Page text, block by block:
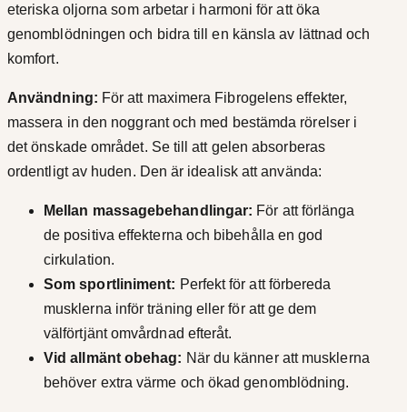
eteriska oljorna som arbetar i harmoni för att öka
genomblödningen och bidra till en känsla av lättnad och
komfort.
Användning: För att maximera Fibrogelens effekter,
massera in den noggrant och med bestämda rörelser i
det önskade området. Se till att gelen absorberas
ordentligt av huden. Den är idealisk att använda:
Mellan massagebehandlingar: För att förlänga
de positiva effekterna och bibehålla en god
cirkulation.
Som sportliniment: Perfekt för att förbereda
musklerna inför träning eller för att ge dem
välförtjänt omvårdnad efteråt.
Vid allmänt obehag: När du känner att musklerna
behöver extra värme och ökad genomblödning.